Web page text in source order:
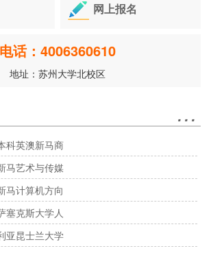
网上报名
电话：4006360610
地址：苏州大学北校区
…
科英澳新马商
马艺术与传媒
马计算机方向
塞克斯大学人
亚昆士兰大学